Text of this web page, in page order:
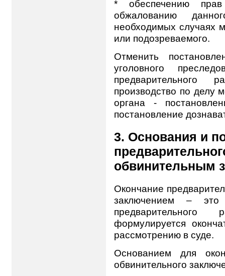
* обеспечению
обжалованию
необходимых случаях
или подозреваемого.
Отменить
уголовного
предварительного
производство по делу
органа -
постановление
3. Основания и
обвинительным
Окончание
заключением – это
формулируется
рассмотрению в суде.
Основанием для
обвинительного